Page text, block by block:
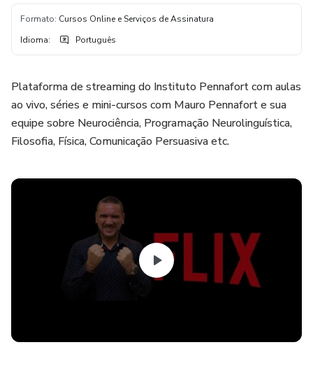
Formato: Cursos Online e Serviços de Assinatura
Idioma: Português
Plataforma de streaming do Instituto Pennafort com aulas
ao vivo, séries e mini-cursos com Mauro Pennafort e sua
equipe sobre Neurociência, Programação Neurolinguística,
Filosofia, Física, Comunicação Persuasiva etc.